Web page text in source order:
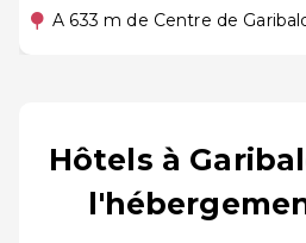
A 633 m de Centre de
Hôtels à